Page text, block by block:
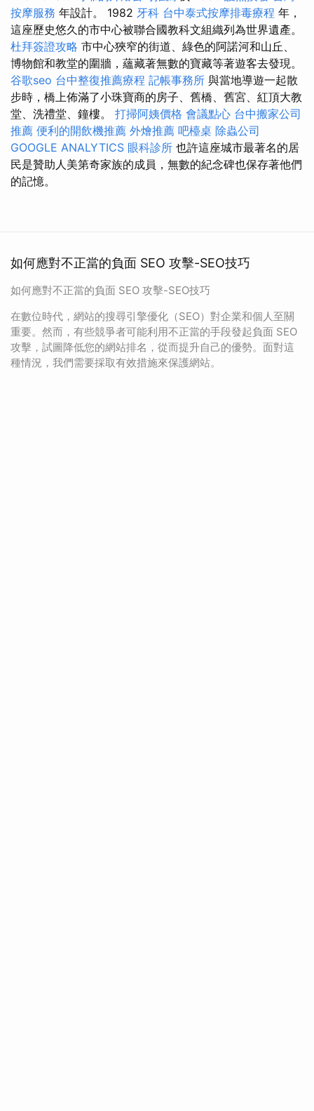
按摩服務 年設計。 1982 牙科 台中泰式按摩排毒療程 年，
這座歷史悠久的市中心被聯合國教科文組織列為世界遺產。
杜拜簽證攻略 市中心狹窄的街道、綠色的阿諾河和山丘、
博物館和教堂的圍牆，蘊藏著無數的寶藏等著遊客去發現。
谷歌seo 台中整復推薦療程 記帳事務所 與當地導遊一起散
步時，橋上佈滿了小珠寶商的房子、舊橋、舊宮、紅頂大教
堂、洗禮堂、鐘樓。 打掃阿姨價格 會議點心 台中搬家公司
推薦 便利的開飲機推薦 外燴推薦 吧檯桌 除蟲公司
GOOGLE ANALYTICS 眼科診所 也許這座城市最著名的居
民是贊助人美第奇家族的成員，無數的紀念碑也保存著他們
的記憶。
如何應對不正當的負面 SEO 攻擊-SEO技巧
如何應對不正當的負面 SEO 攻擊-SEO技巧
在數位時代，網站的搜尋引擎優化（SEO）對企業和個人至關
重要。然而，有些競爭者可能利用不正當的手段發起負面 SEO
攻擊，試圖降低您的網站排名，從而提升自己的優勢。面對這
種情況，我們需要採取有效措施來保護網站。